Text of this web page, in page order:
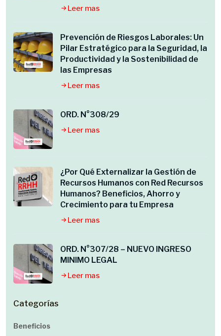
Leer mas
Prevención de Riesgos Laborales: Un
Pilar Estratégico para la Seguridad, la
Productividad y la Sostenibilidad de
las Empresas
Leer mas
ORD. N°308/29
Leer mas
¿Por Qué Externalizar la Gestión de
Recursos Humanos con Red Recursos
Humanos? Beneficios, Ahorro y
Crecimiento para tu Empresa
Leer mas
ORD. N°307/28 – NUEVO INGRESO
MINIMO LEGAL
Leer mas
Categorías
Beneficios